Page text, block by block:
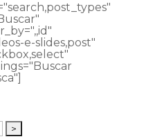
e-slides,post"